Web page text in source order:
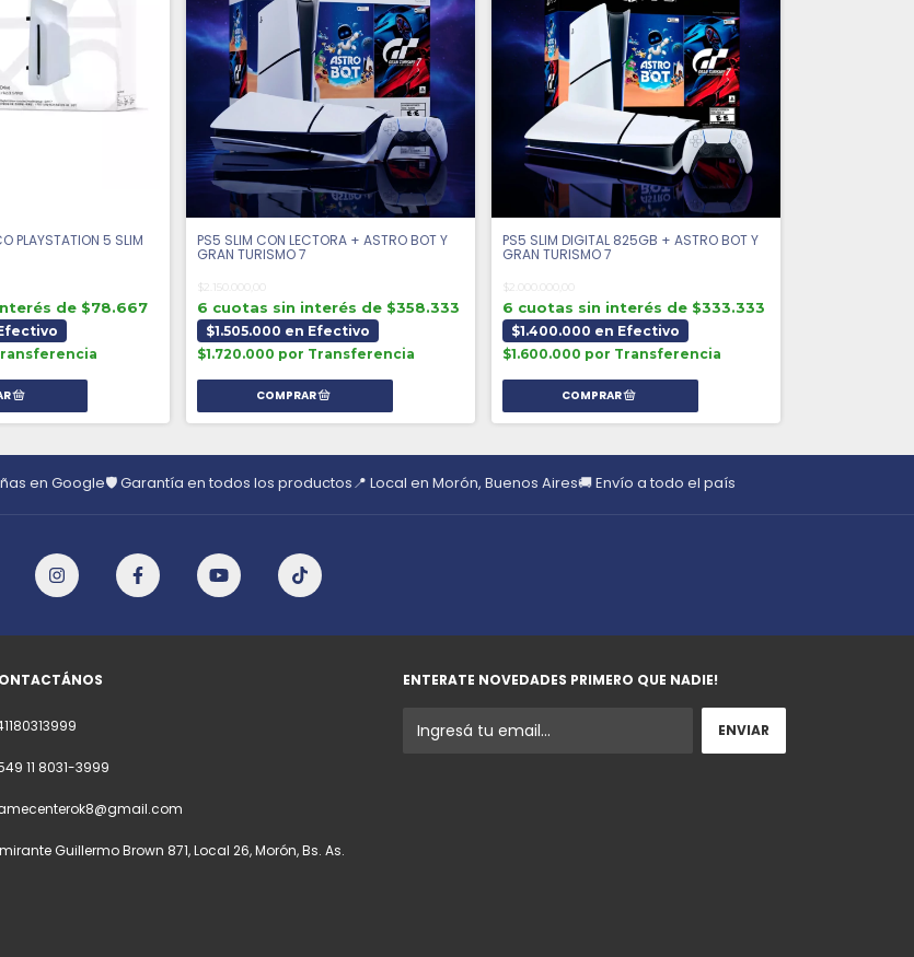
PLAYSTATION 5 SLIM
de $78.667
PS5 SLIM CON LECTORA + ASTRO BOT Y
GRAN TURISMO 7
$2.150.000,00
6 cuotas sin interés de $358.333
$1.505.000 en Efectivo
$1.720.000 por Transferencia
PS5 SLIM DIGITAL 825GB + ASTRO BOT Y
GRAN TURISMO 7
$2.000.000,00
6 cuotas sin interés de $333.333
$1.400.000 en Efectivo
$1.600.000 por Transferencia
en Google🛡️ Garantía en todos los productos📍 Local en Morón, Buenos Aires🚚 Envío a todo el país
11 8031-3999
Guillermo Brown 871, Local 26, Morón, Bs. As.
ENTERATE NOVEDADES PRIMERO QUE NADIE!